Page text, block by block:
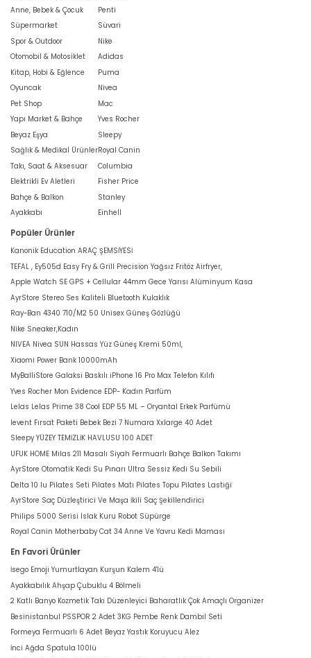
Anne, Bebek & Çocuk
Süpermarket
Spor & Outdoor
Otomobil & Motosiklet
Kitap, Hobi & Eğlence
Oyuncak
Pet Shop
Yapı Market & Bahçe
Beyaz Eşya
Sağlık & Medikal Ürünler
Takı, Saat & Aksesuar
Elektrikli Ev Aletleri
Bahçe & Balkon
Ayakkabı
Penti
Süvari
Nike
Adidas
Puma
Nivea
Mac
Yves Rocher
Sleepy
Royal Canin
Columbia
Fisher Price
Stanley
Einhell
Popüler Ürünler
Kanonik Education ARAÇ ŞEMSİYESİ
TEFAL , Ey505d Easy Fry & Grill Precision Yağsız Fritöz Airfryer,
Apple Watch SE GPS + Cellular 44mm Gece Yarısı Alüminyum Kasa
AyrStore Stereo Ses Kaliteli Bluetooth Kulaklık
Ray-Ban 4340 710/M2 50 Unisex Güneş Gözlüğü
Nike Sneaker,Kadın
NIVEA Nivea SUN Hassas Yüz Güneş Kremi 50ml,
Xiaomi Power Bank 10000mAh
MyBalliStore Galaksi Baskılı iPhone 16 Pro Max Telefon Kılıfı
Yves Rocher Mon Evidence EDP- Kadın Parfüm
Lelas Lelas Prime 38 Cool EDP 55 ML – Oryantal Erkek Parfümü
levent Fırsat Paketi Bebek Bezi 7 Numara Xxlarge 40 Adet
Sleepy YÜZEY TEMİZLİK HAVLUSU 100 ADET
UFUK HOME Milas 211 Masalı Siyah Fermuarlı Bahçe Balkon Takımı
AyrStore Otomatik Kedi Su Pınarı Ultra Sessiz Kedi Su Sebili
Delta 10 lu Pilates Seti Pilates Matı Pilates Topu Pilates Lastiği
AyrStore Saç Düzleştirici Ve Maşa İkili Saç Şekillendirici
Philips 5000 Serisi Islak Kuru Robot Süpürge
Royal Canin Motherbaby Cat 34 Anne Ve Yavru Kedi Maması
En Favori Ürünler
İsego Emoji Yumurtlayan Kurşun Kalem 4'lü
Ayakkabılık Ahşap Çubuklu 4 Bölmeli
2 Katlı Banyo Kozmetik Takı Düzenleyici Baharatlık Çok Amaçlı Organizer
Besinistanbul PSSPOR 2 Adet 3KG Pembe Renk Dambıl Seti
Formeya Fermuarlı 6 Adet Beyaz Yastık Koruyucu Alez
İnci Ağda Spatula 100lü